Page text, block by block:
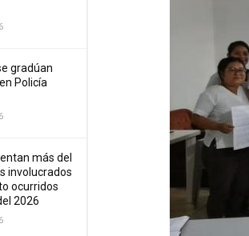
gradúan
Policía
más del
involucrados
ocurridos
2026